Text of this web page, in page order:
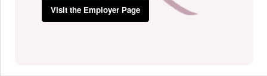
Visit the Employer Page